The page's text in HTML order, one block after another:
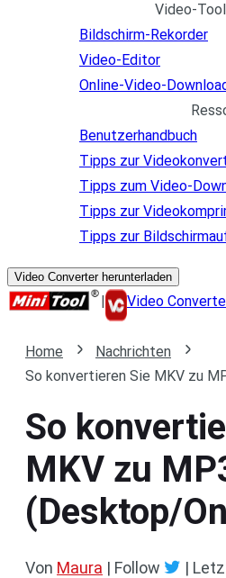
Video-
Bildschirm-Rekorder
Video-Editor
Online-Video-
Benutzerhandbuch
Tipps zur
Tipps zum Video-
Tipps zur
Tipps zur
Video Converter herunterladen
| Video
Home
Nachrichten
So konvertieren Sie MKV zu
So
MKV zu
(Desktop/
Von Maura | Follow |